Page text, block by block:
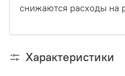
снижаются расходы на
Характеристики